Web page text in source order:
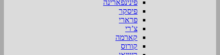
פינינפארינה
פיסקר
פרארי
צ’רי
קארמה
קורוס